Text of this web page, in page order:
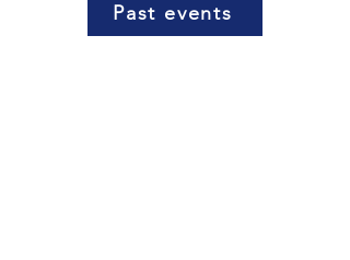
Past events